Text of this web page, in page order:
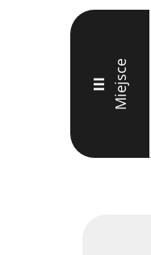
III Miejsce